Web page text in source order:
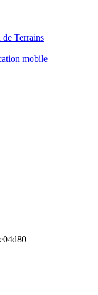
Terrains
mobile